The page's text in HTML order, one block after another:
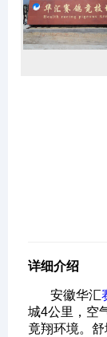
详细介绍
安徽华汇
城4公里，空
竟翔环境。